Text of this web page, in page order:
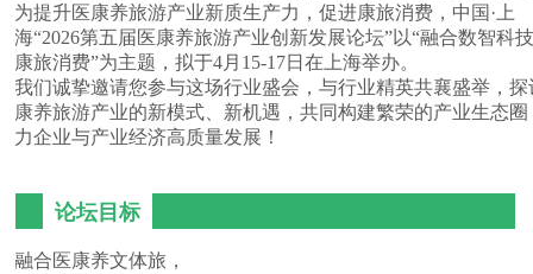
为提升医康养旅游产业新质生产力，促进康旅消费，中国·上
海“2026第五届医康养旅游产业创新发展论坛”以“融合数智科
康旅消费”为主题，拟于4月15-17日在上海举办。
我们诚挚邀请您参与这场行业盛会，与行业精英共襄盛举，探
康养旅游产业的新模式、新机遇，共同构建繁荣的产业生态圈
力企业与产业经济高质量发展！
论坛目标
融合医康养文体旅，